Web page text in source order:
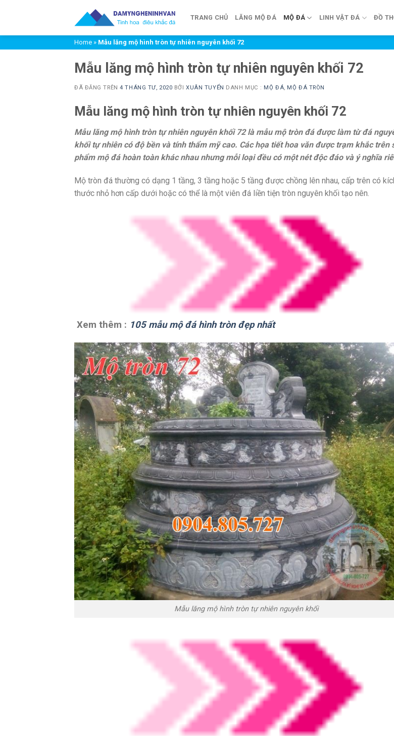
TRANG CHỦ LĂNG MỘ ĐÁ MỘ ĐÁ LINH VẬT ĐÁ ĐỒ
Home » Mẫu lăng mộ hình tròn tự nhiên nguyên khối 72
Mẫu lăng mộ hình tròn tự nhiên nguyên khối 72
ĐÃ ĐĂNG TRÊN4 THÁNG TƯ, 2020 BỞIXUÂN TUYỂN DANH MỤC : MỘ ĐÁ MỘ ĐÁ TRÒN
Mẫu lăng mộ hình tròn tự nhiên nguyên khối 72
Mẫu lăng mộ hình tròn tự nhiên nguyên khối 72 là mẫu mộ tròn đá được làm từ đá
khối tự nhiên có độ bền và tính thẩm mỹ cao. Các họa tiết hoa văn được trạm khắc trên
phẩm mộ đá hoàn toàn khác nhau nhưng mỗi loại đều có một nét độc đáo và ý nghĩa
Mộ tròn đá thường có dạng 1 tầng, 3 tầng hoặc 5 tầng được chồng lên nhau, cấp trên có
thước nhỏ hơn cấp dưới hoặc có thể là một viên đá liền tiện tròn nguyên khối tạo nên.
Xem thêm : 105 mẫu mộ đá hình tròn đẹp nhất
Mẫu lăng mộ hình tròn tự nhiên nguyên khối